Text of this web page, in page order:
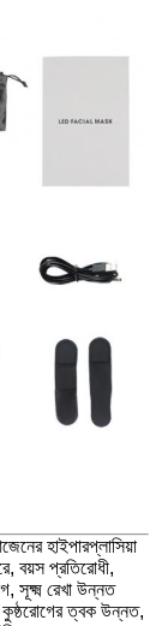
হাইপারপ্লাসিয়া
বয়স প্রতিরোধী,
সূক্ষ্ম রেখা উন্নত
ত্বক উন্নত,